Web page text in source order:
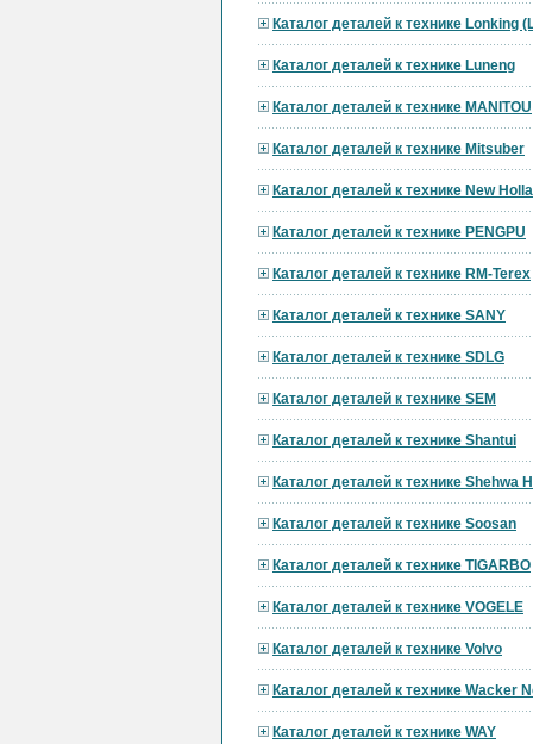
Каталог деталей к технике Lonking
Каталог деталей к технике Luneng
Каталог деталей к технике MANITOU
Каталог деталей к технике Mitsuber
Каталог деталей к технике New
Каталог деталей к технике PENGPU
Каталог деталей к технике RM-Terex
Каталог деталей к технике SANY
Каталог деталей к технике SDLG
Каталог деталей к технике SEM
Каталог деталей к технике Shantui
Каталог деталей к технике Shehwa
Каталог деталей к технике Soosan
Каталог деталей к технике TIGARBO
Каталог деталей к технике VOGELE
Каталог деталей к технике Volvo
Каталог деталей к технике Wacker
Каталог деталей к технике WAY